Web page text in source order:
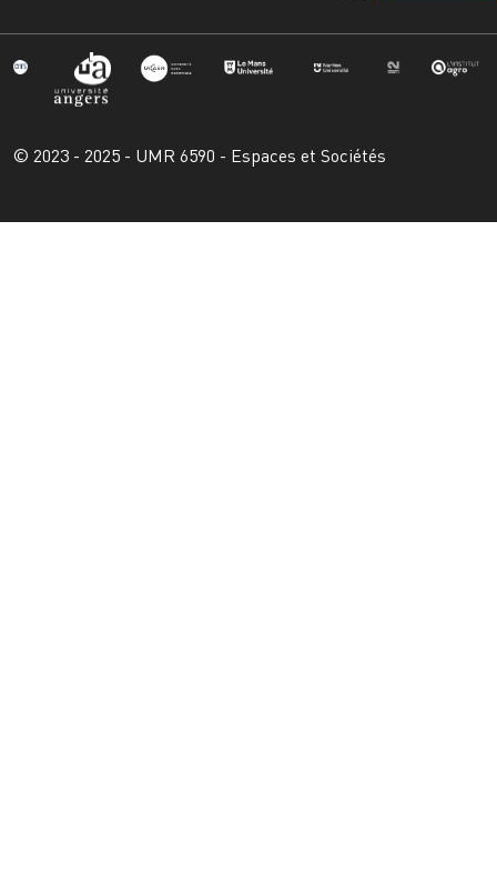
© 2023 - 2025 - UMR 6590 - Espaces et Sociétés